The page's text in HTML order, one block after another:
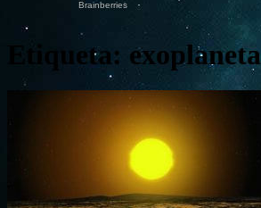
Etiqueta: exoplaneta